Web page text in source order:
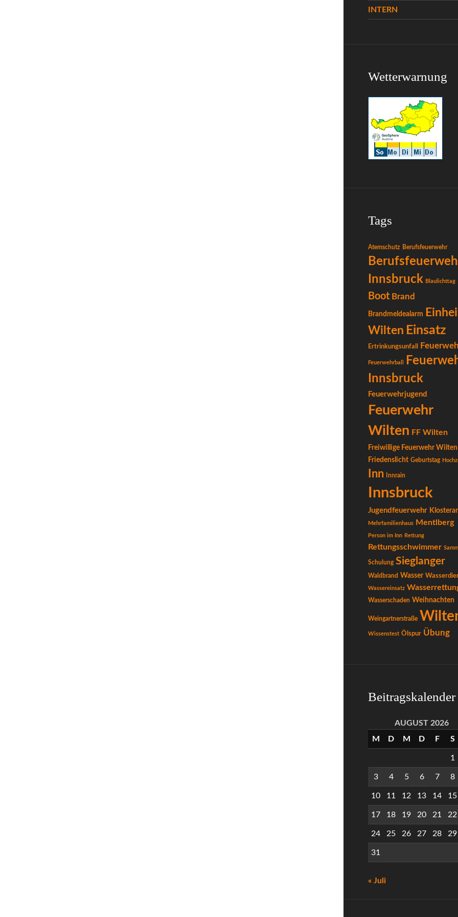
INTERN
Wetterwarnung
Tags
Atemschutz Berufsfeuerwehr
Innsbruck Blaulichttag
Boot Brand
Brandmeldealarm
Wilten Einsatz
Ertrinkungsunfall
Feuerwehrball
Innsbruck
Feuerwehrjugend
Feuerwehr
Wilten FF Wilten
Freiwillige Feuerwehr Wilten
Friedenslicht Geburtstag
Inn Innrain
Innsbruck
Jugendfeuerwehr
Mehrfamilienhaus Mentlberg
Person im Inn Rettung
Rettungsschwimmer
Schulung Sieglanger
Waldbrand Wasser
Wassereinsatz
Wasserschaden Weihnachten
Weingartnerstraße
Wissenstest Ölspur Übung
Beitragskalender
AUGUST 2026
M
D M D F S
1
3 4 5 6 7 8
10 11 12 13 14 15
17 18 19 20 21 22
24 25 26 27 28 29
31
« Juli